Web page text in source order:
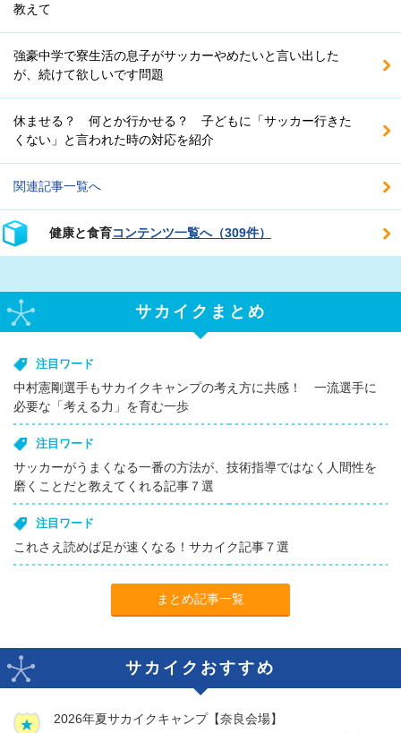
教えて
強豪中学で寮生活の息子がサッカーやめたいと言い出した
が、続けて欲しいです問題
休ませる？ 何とか行かせる？ 子どもに「サッカー行きた
くない」と言われた時の対応を紹介
関連記事一覧へ
健康と食育コンテンツ一覧へ（309件）
サカイクまとめ
注目ワード
中村憲剛選手もサカイクキャンプの考え方に共感！ 一流選手に
必要な「考える力」を育む一歩
注目ワード
サッカーがうまくなる一番の方法が、技術指導ではなく人間性を
磨くことだと教えてくれる記事７選
注目ワード
これさえ読めば足が速くなる！サカイク記事７選
まとめ記事一覧
サカイクおすすめ
2026年夏サカイクキャンプ【奈良会場】